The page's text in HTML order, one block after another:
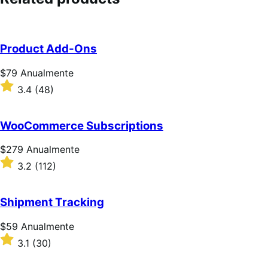
Product Add-Ons
Preço:
$79
Anualmente
$79 Anualmente
Classificado
com
de
5
estrelas
3.4 (48)
WooCommerce Subscriptions
Preço:
$279
Anualmente
$279 Anualmente
Classificado
com
de
5
estrelas
3.2 (112)
Shipment Tracking
Preço:
$59
Anualmente
$59 Anualmente
Classificado
com
3.1 (30)